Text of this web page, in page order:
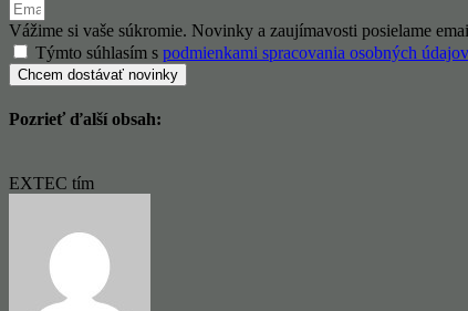
Vážime si vaše súkromie. Novinky a zaujímavosti posielame
Týmto súhlasím s podmienkami spracovania osobných údajov
Chcem dostávať novinky
Pozrieť ďalší obsah:
EXTEC tím